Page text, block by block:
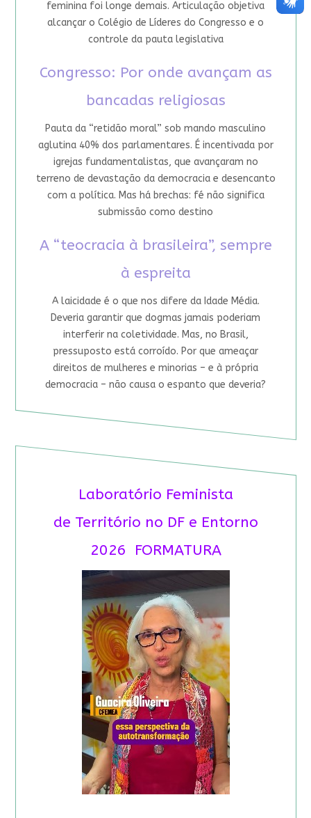
feminina foi longe demais. Articulação objetiva
alcançar o Colégio de Líderes do Congresso e o
controle da pauta legislativa
Congresso: Por onde avançam as
bancadas religiosas
Pauta da “retidão moral” sob mando masculino
aglutina 40% dos parlamentares. É incentivada por
igrejas fundamentalistas, que avançaram no
terreno de devastação da democracia e desencanto
com a política. Mas há brechas: fé não significa
submissão como destino
A “teocracia à brasileira”, sempre
à espreita
A laicidade é o que nos difere da Idade Média.
Deveria garantir que dogmas jamais poderiam
interferir na coletividade. Mas, no Brasil,
pressuposto está corroído. Por que ameaçar
direitos de mulheres e minorias – e à própria
democracia – não causa o espanto que deveria?
Laboratório Feminista
de Território no DF e Entorno
2026 FORMATURA